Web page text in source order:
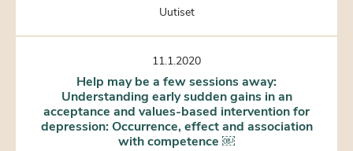
Uutiset
11.1.2020
Help may be a few sessions away:
Understanding early sudden gains in an
acceptance and values-based intervention for
depression: Occurrence, effect and association
with competence ￼